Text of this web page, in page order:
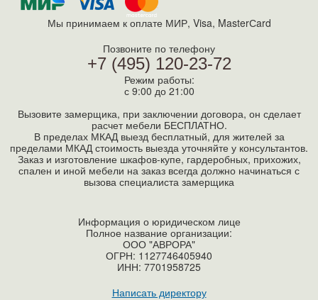
Мы принимаем к оплате МИР, Visa, MasterСard
Позвоните по телефону
+7 (495) 120-23-72
Режим работы:
с 9:00 до 21:00
Вызовите замерщика, при заключении договора, он сделает
расчет мебели БЕСПЛАТНО.
В пределах МКАД выезд бесплатный, для жителей за
пределами МКАД стоимость выезда уточняйте у консультантов.
Заказ и изготовление шкафов-купе, гардеробных, прихожих,
спален и иной мебели на заказ всегда должно начинаться с
вызова специалиста замерщика
Информация о юридическом лице
Полное название организации:
ООО "АВРОРА"
ОГРН: 1127746405940
ИНН: 7701958725
Написать директору